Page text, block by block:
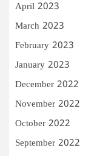
April 2023
March 2023
February 2023
January 2023
December 2022
November 2022
October 2022
September 2022